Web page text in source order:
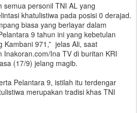
semua personil TNI AL yang
khatulistiwa pada posisi 0 derajad.
biasa yang berlayar dalam
9 tahun ini yang kebetulan
Kambani 971,” jelas Ali, saat
Ina TV di buritan KRI
(17/9) jelang magib.
Pelantara 9, istilah itu terdengar
merupakan tradisi khas TNI